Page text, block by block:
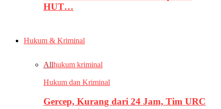
HUT…
Hukum & Kriminal
Allhukum kriminal
Hukum dan Kriminal
Gercep, Kurang dari 24 Jam, Tim URC